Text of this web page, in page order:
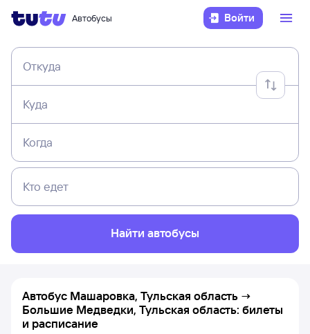
Автобусы Войти
Откуда
Куда
Когда
Кто едет
Найти автобусы
Автобус Машаровка, Тульская область →
Большие Медведки, Тульская область: билеты
и расписание